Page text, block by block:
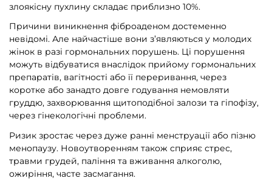
злоякісну пухлину складає приблизно 10%.
Причини виникнення фіброаденом достеменно
невідомі. Але найчастіше вони з’являються у молодих
жінок в разі гормональних порушень. Ці порушення
можуть відбуватися внаслідок прийому гормональних
препаратів, вагітності або її переривання, через
коротке або занадто довге годування немовляти
груддю, захворювання щитоподібної залози та гіпофізу,
через гінекологічні проблеми.
Ризик зростає через дуже ранні менструації або пізню
менопаузу. Новоутворенням також сприяє стрес,
травми грудей, паління та вживання алкоголю,
ожиріння, часте засмагання.